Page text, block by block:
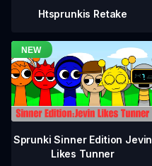
Htsprunkis Retake
Sprunki Sinner Edition Jevin
Likes Tunner